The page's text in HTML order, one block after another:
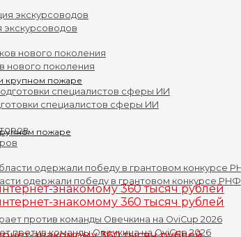
экскурсоводов
нового поколения
специалистов сферы ИИ
одержали победу в грантовом конкурсе РНФ
против команды Овечкина на OviCup 2026
пожаре